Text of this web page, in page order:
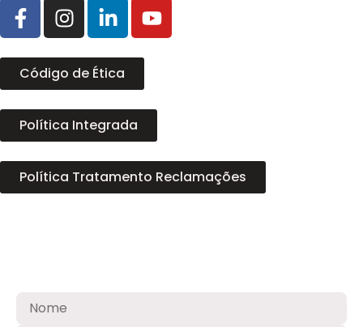
Código de Ética
Política Integrada
Política Tratamento Reclamações